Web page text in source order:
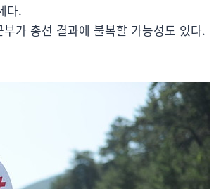
다.
가 총선 결과에 불복할 가능성도 있다.